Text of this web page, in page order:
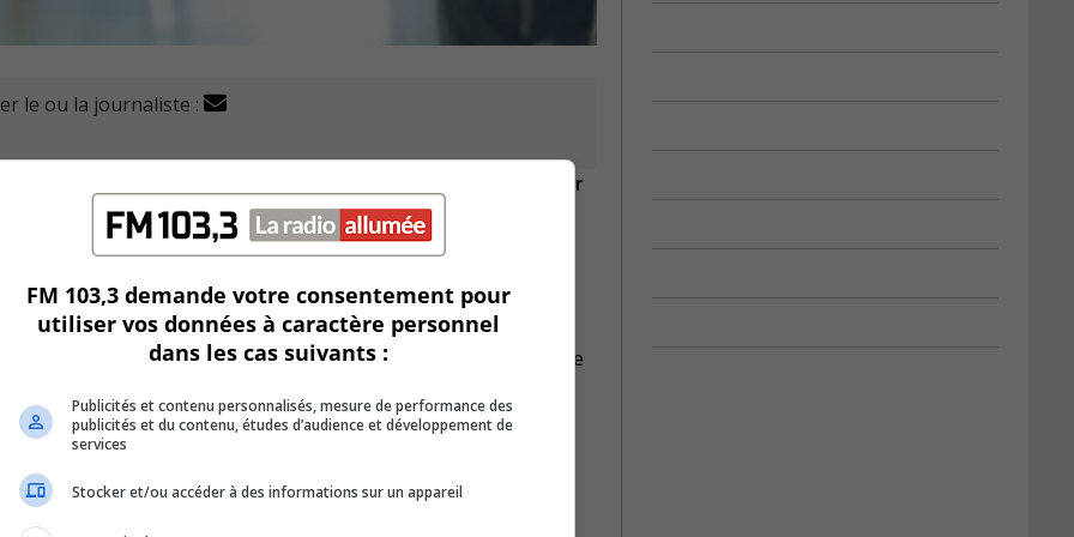
le ou la journaliste :
de la Montérégie-Est demande à la population d’éviter
de Pâques.
débordent.
une hausse de contaminations dues à la COVID-19.
donc consulter d’autres services afin de laisser la place
la ligne Info-Santé, leurs pharmaciens, ou leurs médecins de
FM 103,3 demande votre consentement pour
utiliser vos données à caractère personnel
dans les cas suivants :
Publicités et contenu personnalisés, mesure de performance des
publicités et du contenu, études d’audience et développement de
services
Stocker et/ou accéder à des informations sur un appareil